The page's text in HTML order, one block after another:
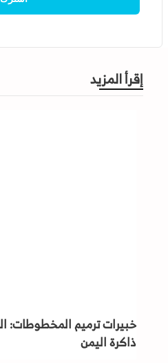
إقرأ المزيد
خبيرات ترميم المخطوطات:
ذاكرة اليمن